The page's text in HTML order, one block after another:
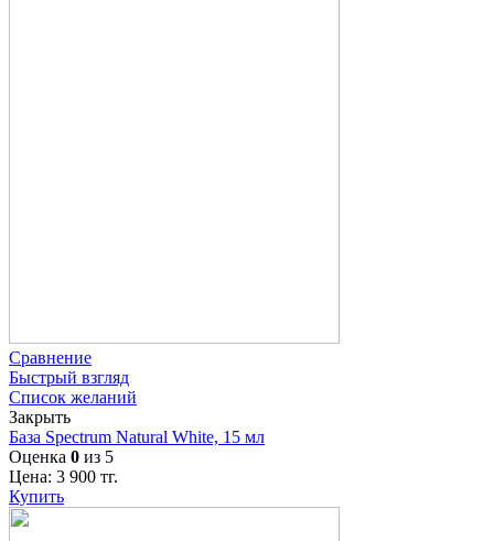
Сравнение
Быстрый взгляд
Список желаний
Закрыть
База Spectrum Natural White, 15 мл
Оценка 0 из 5
Цена: 3 900 тг.
Купить